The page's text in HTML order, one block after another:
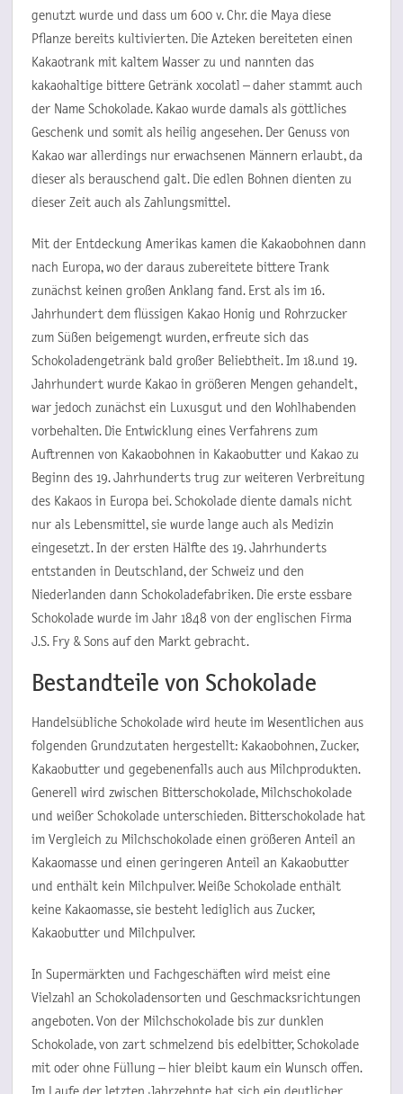
genutzt wurde und dass um 600 v. Chr. die Maya diese
Pflanze bereits kultivierten. Die Azteken bereiteten einen
Kakaotrank mit kaltem Wasser zu und nannten das
kakaohaltige bittere Getränk xocolatl – daher stammt auch
der Name Schokolade. Kakao wurde damals als göttliches
Geschenk und somit als heilig angesehen. Der Genuss von
Kakao war allerdings nur erwachsenen Männern erlaubt, da
dieser als berauschend galt. Die edlen Bohnen dienten zu
dieser Zeit auch als Zahlungsmittel.
Mit der Entdeckung Amerikas kamen die Kakaobohnen dann
nach Europa, wo der daraus zubereitete bittere Trank
zunächst keinen großen Anklang fand. Erst als im 16.
Jahrhundert dem flüssigen Kakao Honig und Rohrzucker
zum Süßen beigemengt wurden, erfreute sich das
Schokoladengetränk bald großer Beliebtheit. Im 18.und 19.
Jahrhundert wurde Kakao in größeren Mengen gehandelt,
war jedoch zunächst ein Luxusgut und den Wohlhabenden
vorbehalten. Die Entwicklung eines Verfahrens zum
Auftrennen von Kakaobohnen in Kakaobutter und Kakao zu
Beginn des 19. Jahrhunderts trug zur weiteren Verbreitung
des Kakaos in Europa bei. Schokolade diente damals nicht
nur als Lebensmittel, sie wurde lange auch als Medizin
eingesetzt. In der ersten Hälfte des 19. Jahrhunderts
entstanden in Deutschland, der Schweiz und den
Niederlanden dann Schokoladefabriken. Die erste essbare
Schokolade wurde im Jahr 1848 von der englischen Firma
J.S. Fry & Sons auf den Markt gebracht.
Bestandteile von Schokolade
Handelsübliche Schokolade wird heute im Wesentlichen aus
folgenden Grundzutaten hergestellt: Kakaobohnen, Zucker,
Kakaobutter und gegebenenfalls auch aus Milchprodukten.
Generell wird zwischen Bitterschokolade, Milchschokolade
und weißer Schokolade unterschieden. Bitterschokolade hat
im Vergleich zu Milchschokolade einen größeren Anteil an
Kakaomasse und einen geringeren Anteil an Kakaobutter
und enthält kein Milchpulver. Weiße Schokolade enthält
keine Kakaomasse, sie besteht lediglich aus Zucker,
Kakaobutter und Milchpulver.
In Supermärkten und Fachgeschäften wird meist eine
Vielzahl an Schokoladensorten und Geschmacksrichtungen
angeboten. Von der Milchschokolade bis zur dunklen
Schokolade, von zart schmelzend bis edelbitter, Schokolade
mit oder ohne Füllung – hier bleibt kaum ein Wunsch offen.